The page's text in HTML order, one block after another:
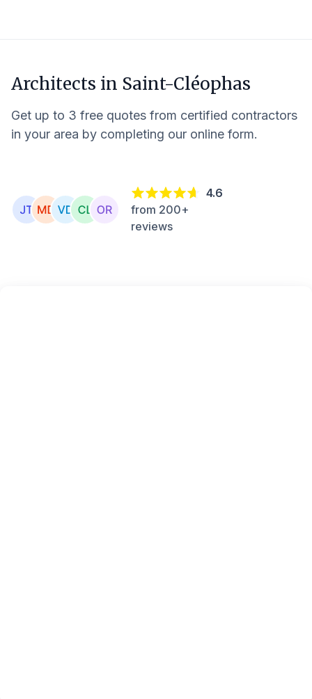
Architects in Saint-Cléophas
Get up to 3 free quotes from certified contractors
in your area by completing our online form.
4.6
from 200+
reviews